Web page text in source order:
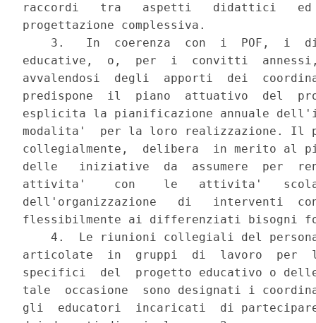
raccordi   tra   aspetti   didattici   ed
progettazione complessiva.
3.   In  coerenza  con  i  POF,  i
educative,  o,  per  i  convitti
avvalendosi  degli  apporti  dei
predispone  il  piano  attuativo  del
esplicita la pianificazione annuale
modalita'  per la loro realizzazione. Il
collegialmente,  delibera  in merito al
delle   iniziative  da  assumere  per
attivita'    con    le   attivita'
dell'organizzazione   di   interventi
flessibilmente ai differenziati bisogni
4.  Le riunioni collegiali del
articolate  in  gruppi  di  lavoro  per
specifici  del  progetto educativo o
tale  occasione  sono designati i
gli  educatori  incaricati  di